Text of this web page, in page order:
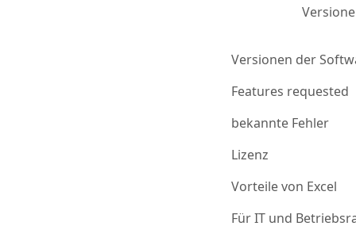
Versionen der
Features requested
bekannte Fehler
Lizenz
Vorteile von Excel
Für IT und